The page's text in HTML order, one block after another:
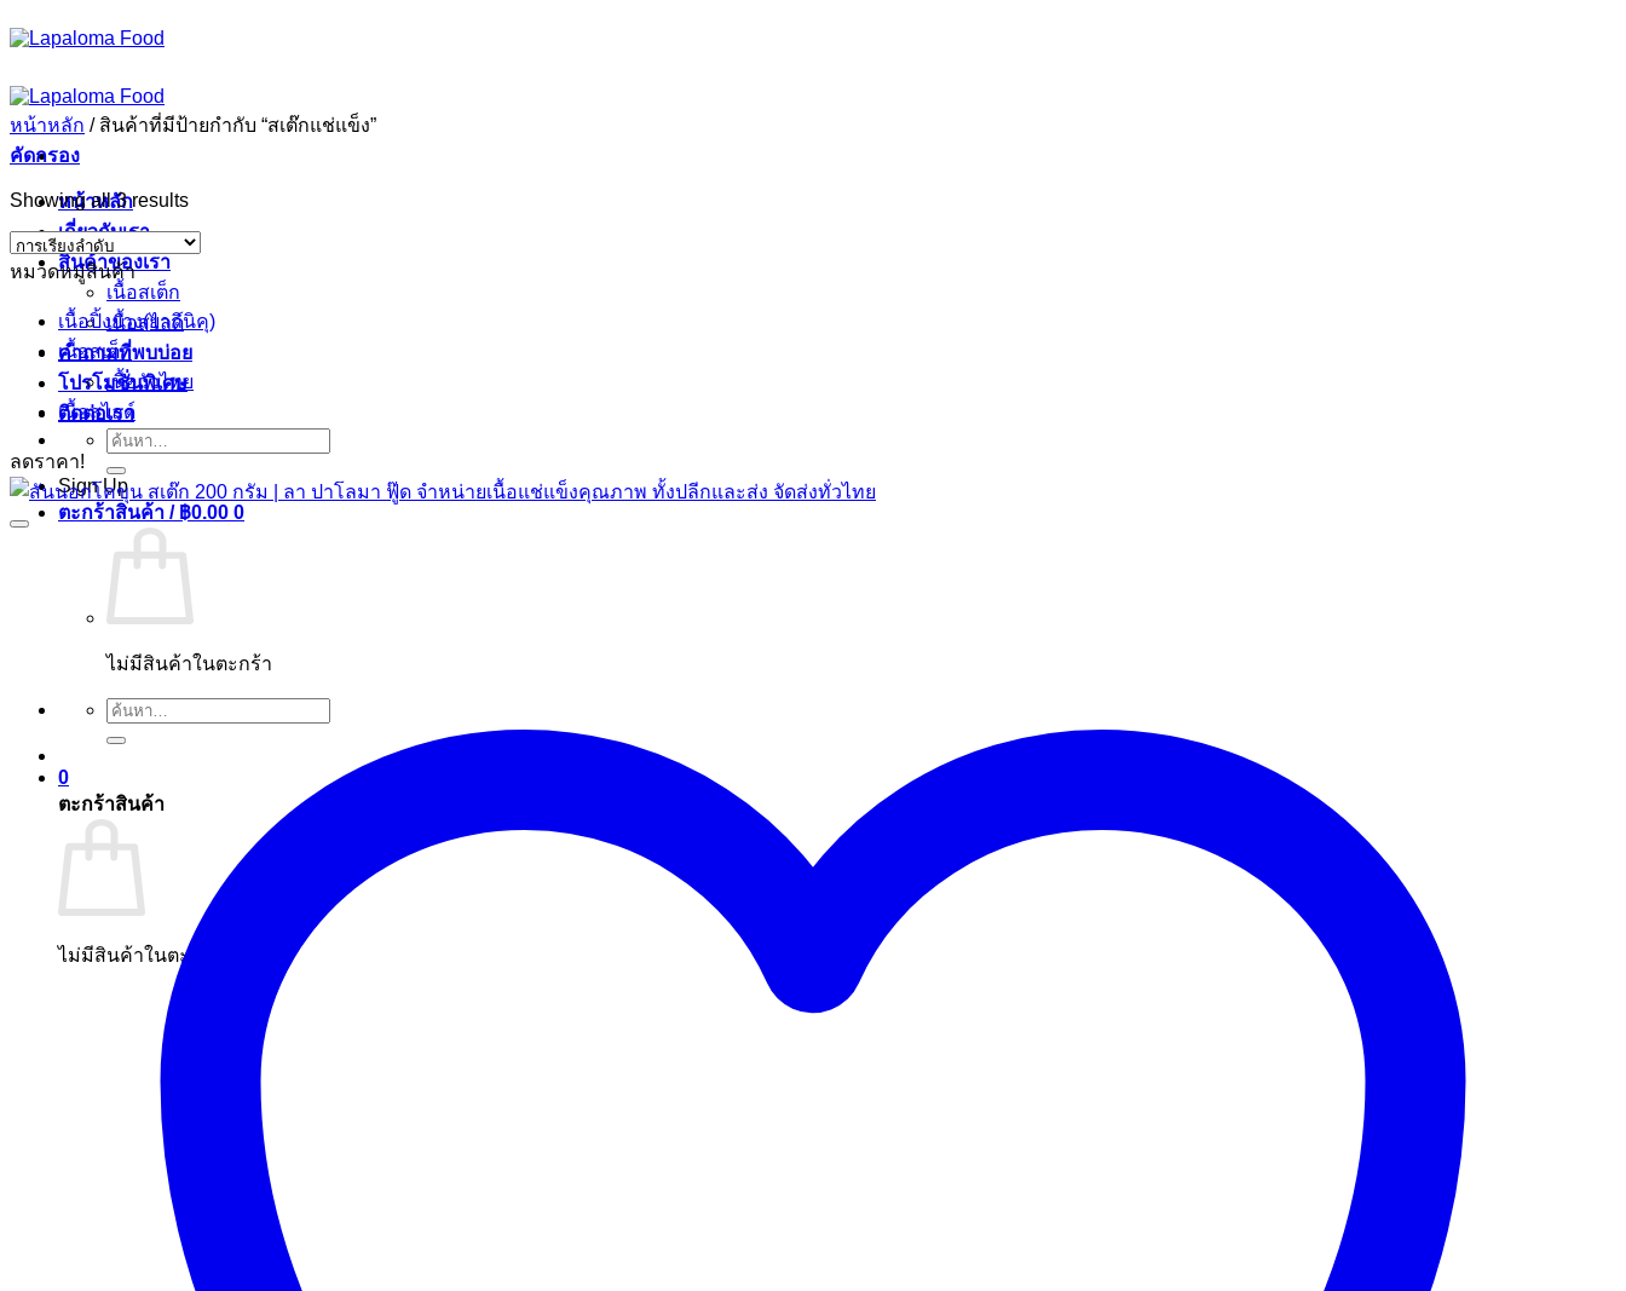
ข้าม
ไป
ยัง
เนื้อหา
หน้าหลัก
เกี่ยวกับเรา
สินค้าของเรา
เนื้อสเต็ก
เนื้อสไลด์
คำถามที่พบบ่อย
โปรโมชั่นพิเศษ
ติดต่อเรา
ค้นหา:
Sign Up
ตะกร้าสินค้า / ฿0.00 0
ไม่มีสินค้าในตะกร้า
ค้นหา:
0
ตะกร้าสินค้า
ไม่มีสินค้าในตะกร้า
หน้าหลัก /สินค้าที่มีป้ายกำกับ “สเต๊กแช่แข็ง”
คัดกรอง
Showing all 3 results
หมวดหมู่สินค้า
เนื้อปิ้งย่าง(ยากินิคุ)
เนื้อสเต็ก
เนื้อวัวไทย
เนื้อสไลด์
ลดราคา!